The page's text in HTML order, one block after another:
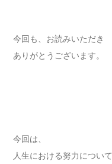
今回も、お読みいただき
ありがとうございます。
今回は、
人生における努力について